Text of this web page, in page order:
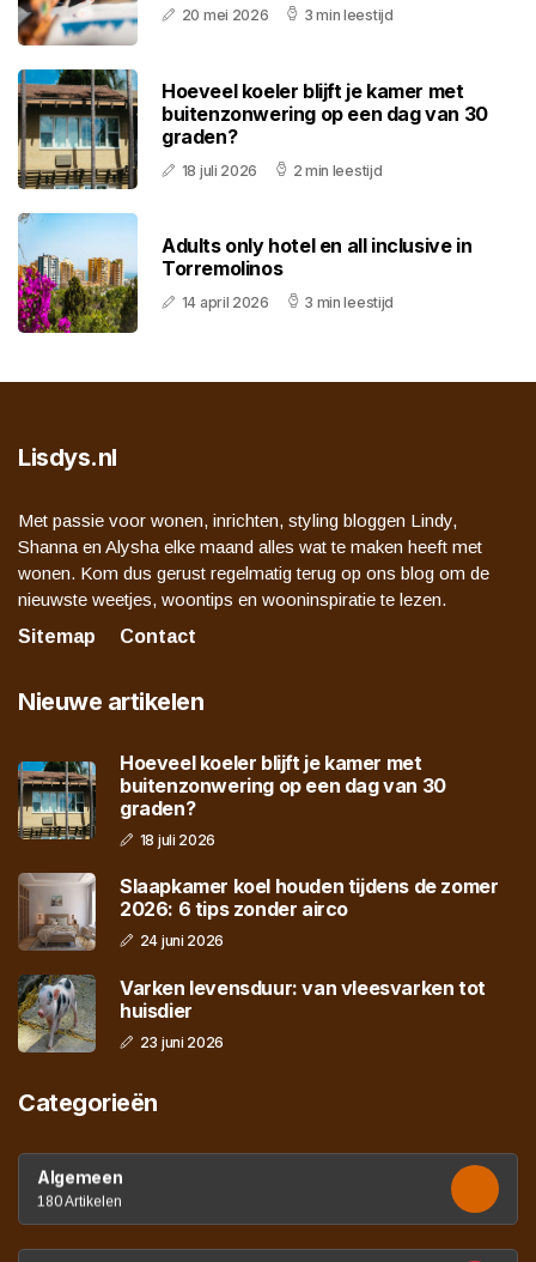
20 mei 2026 3 min leestijd
Hoeveel koeler blijft je kamer met
buitenzonwering op een dag van 30
graden?
18 juli 2026 2 min leestijd
Adults only hotel en all inclusive in
Torremolinos
14 april 2026 3 min leestijd
Lisdys.nl
Met passie voor wonen, inrichten, styling bloggen Lindy,
Shanna en Alysha elke maand alles wat te maken heeft met
wonen. Kom dus gerust regelmatig terug op ons blog om de
nieuwste weetjes, woontips en wooninspiratie te lezen.
Sitemap
Contact
Nieuwe artikelen
Hoeveel koeler blijft je kamer met
buitenzonwering op een dag van 30
graden?
18 juli 2026
Slaapkamer koel houden tijdens de zomer
2026: 6 tips zonder airco
24 juni 2026
Varken levensduur: van vleesvarken tot
huisdier
23 juni 2026
Categorieën
Algemeen
180 Artikelen